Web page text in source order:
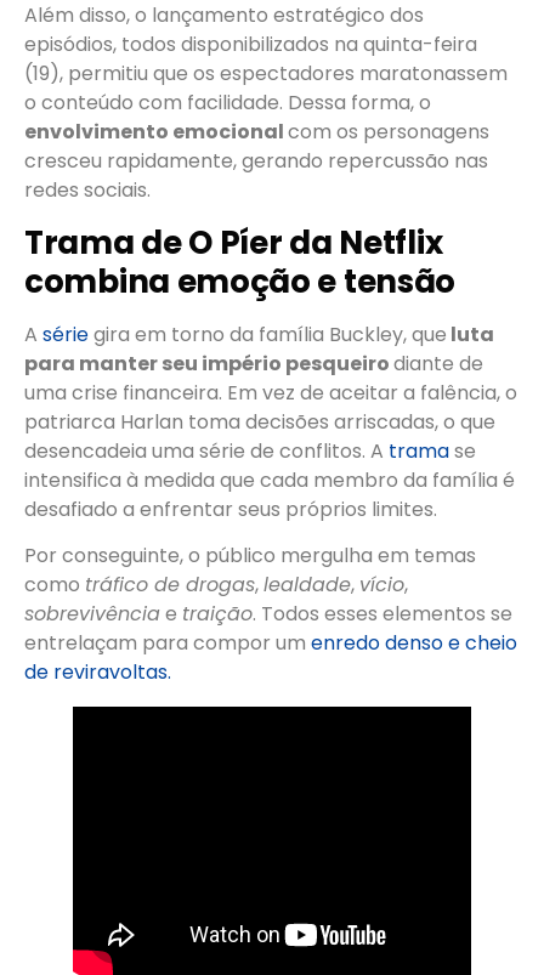
Além disso, o lançamento estratégico dos
episódios, todos disponibilizados na quinta-feira
(19), permitiu que os espectadores maratonassem
o conteúdo com facilidade. Dessa forma, o
envolvimento emocionalcom os personagens
cresceu rapidamente, gerando repercussão nas
redes sociais.
Trama de O Píer da Netflix
combina emoção e tensão
A sériegira em torno da família Buckley, que luta
para manter seu império pesqueirodiante de
uma crise financeira. Em vez de aceitar a falência, o
patriarca Harlan toma decisões arriscadas, o que
desencadeia uma série de conflitos. A tramase
intensifica à medida que cada membro da família é
desafiado a enfrentar seus próprios limites.
Por conseguinte, o público mergulha em temas
como tráfico de drogas,lealdade, vício,
sobrevivênciae traição. Todos esses elementos se
entrelaçam para compor um enredo denso e cheio
de reviravoltas.